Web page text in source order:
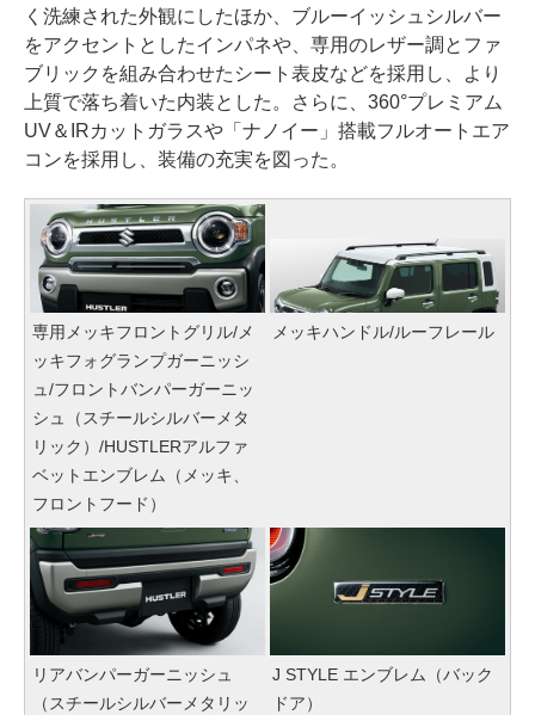
く洗練された外観にしたほか、ブルーイッシュシルバー
をアクセントとしたインパネや、専用のレザー調とファ
ブリックを組み合わせたシート表皮などを採用し、より
上質で落ち着いた内装とした。さらに、360°プレミアム
UV＆IRカットガラスや「ナノイー」搭載フルオートエア
コンを採用し、装備の充実を図った。
専用メッキフロントグリル/メ
ッキフォグランプガーニッシ
ュ/フロントバンパーガーニッ
シュ（スチールシルバーメタ
リック）/HUSTLERアルファ
ベットエンブレム（メッキ、
フロントフード）
メッキハンドル/ルーフレール
リアバンパーガーニッシュ
（スチールシルバーメタリッ
J STYLE エンブレム（バック
ドア）